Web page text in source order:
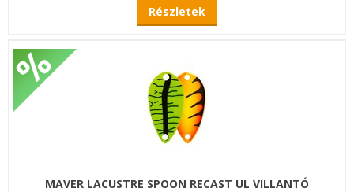
Részletek
MAVER LACUSTRE SPOON RECAST UL VILLANTÓ